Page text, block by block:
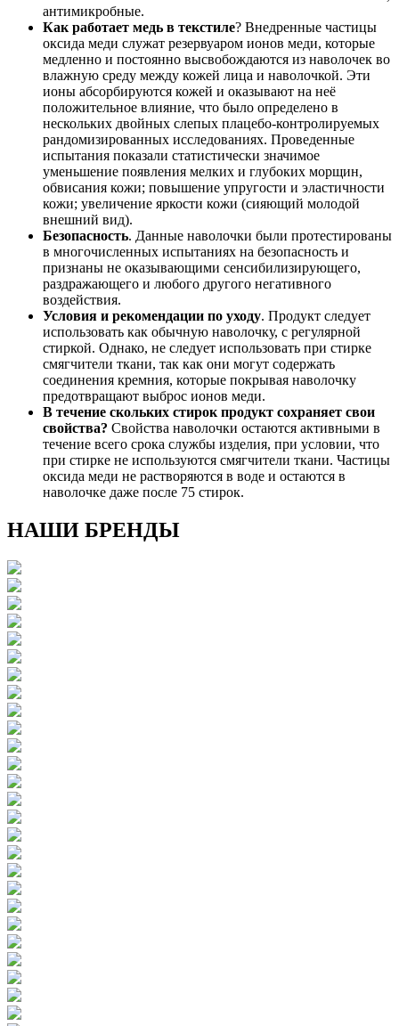
антимикробные.
Как работает медь в текстиле? Внедренные частицы
оксида меди служат резервуаром ионов меди, которые
медленно и постоянно высвобождаются из наволочек во
влажную среду между кожей лица и наволочкой. Эти
ионы абсорбируются кожей и оказывают на неё
положительное влияние, что было определено в
нескольких двойных слепых плацебо-контролируемых
рандомизированных исследованиях. Проведенные
испытания показали статистически значимое
уменьшение появления мелких и глубоких морщин,
обвисания кожи; повышение упругости и эластичности
кожи; увеличение яркости кожи (сияющий молодой
внешний вид).
Безопасность. Данные наволочки были протестированы
в многочисленных испытаниях на безопасность и
признаны не оказывающими сенсибилизирующего,
раздражающего и любого другого негативного
воздействия.
Условия и рекомендации по уходу. Продукт следует
использовать как обычную наволочку, с регулярной
стиркой. Однако, не следует использовать при стирке
смягчители ткани, так как они могут содержать
соединения кремния, которые покрывая наволочку
предотвращают выброс ионов меди.
В течение скольких стирок продукт сохраняет свои
свойства? Свойства наволочки остаются активными в
течение всего срока службы изделия, при условии, что
при стирке не используются смягчители ткани. Частицы
оксида меди не растворяются в воде и остаются в
наволочке даже после 75 стирок.
НАШИ БРЕНДЫ